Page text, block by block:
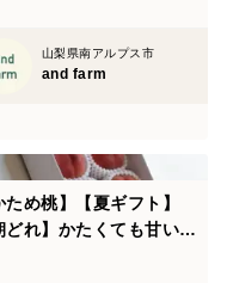
山梨県南アルプス市
and farm
ため桃】【夏ギフト】
どれ】かたくても甘い桃